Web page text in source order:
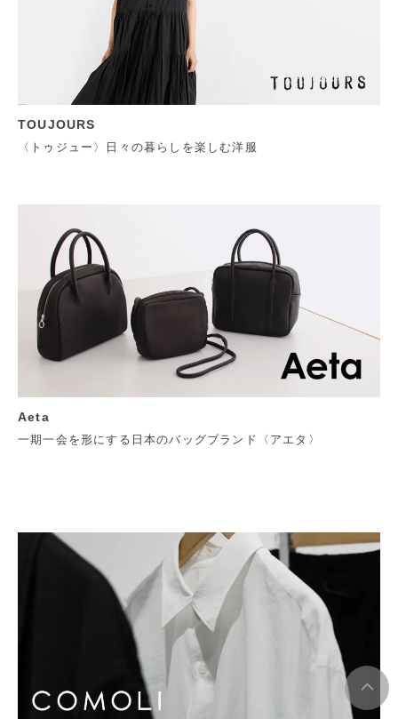
TOUJOURS
〈トゥジュー〉日々の暮らしを楽しむ洋服
Aeta
一期一会を形にする日本のバッグブランド〈アエタ〉